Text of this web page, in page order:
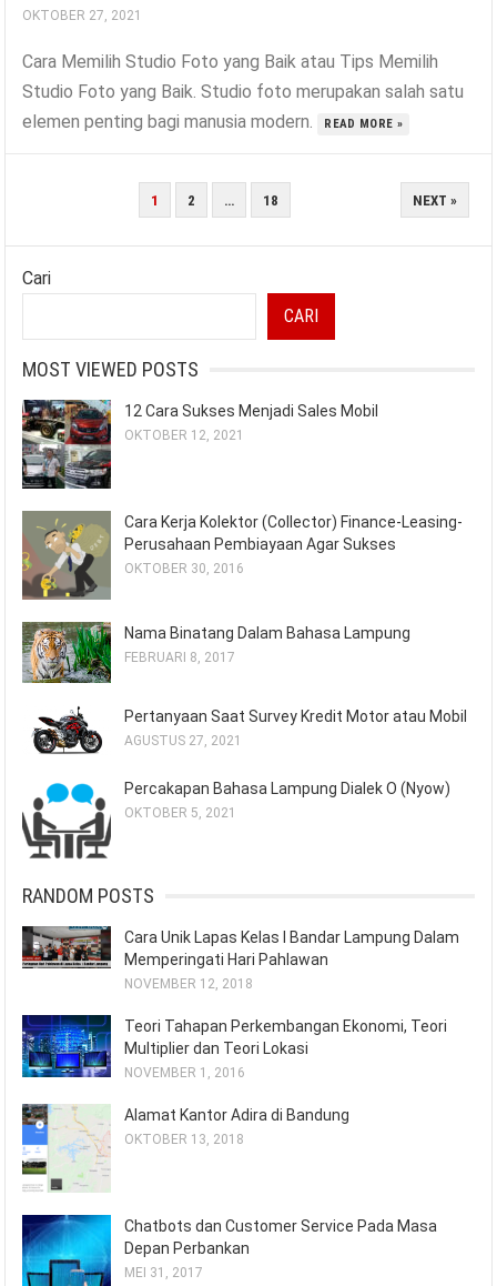
OKTOBER 27, 2021
Cara Memilih Studio Foto yang Baik atau Tips Memilih
Studio Foto yang Baik. Studio foto merupakan salah satu
elemen penting bagi manusia modern.
READ MORE »
1 2 … 18 NEXT »
Cari
CARI
MOST VIEWED POSTS
12 Cara Sukses Menjadi Sales Mobil
OKTOBER 12, 2021
Cara Kerja Kolektor (Collector) Finance-Leasing-
Perusahaan Pembiayaan Agar Sukses
OKTOBER 30, 2016
Nama Binatang Dalam Bahasa Lampung
FEBRUARI 8, 2017
Pertanyaan Saat Survey Kredit Motor atau Mobil
AGUSTUS 27, 2021
Percakapan Bahasa Lampung Dialek O (Nyow)
OKTOBER 5, 2021
RANDOM POSTS
Cara Unik Lapas Kelas I Bandar Lampung Dalam
Memperingati Hari Pahlawan
NOVEMBER 12, 2018
Teori Tahapan Perkembangan Ekonomi, Teori
Multiplier dan Teori Lokasi
NOVEMBER 1, 2016
Alamat Kantor Adira di Bandung
OKTOBER 13, 2018
Chatbots dan Customer Service Pada Masa
Depan Perbankan
MEI 31, 2017